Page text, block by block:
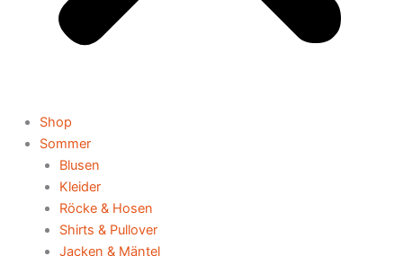
Shop
Sommer
Blusen
Kleider
Röcke & Hosen
Shirts & Pullover
Jacken & Mäntel